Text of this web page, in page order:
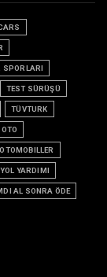
SPORLARI
TEST SÜRÜŞÜ
TÜVTURK
YOL YARDIMI
AL SONRA ÖDE